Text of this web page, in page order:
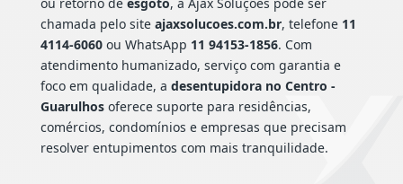
chamada pelo site ajaxsolucoes.com.br, telefone 11
4114-6060ou WhatsApp 11 94153-1856. Com
atendimento humanizado, serviço com garantia e
foco em qualidade, a desentupidora no Centro -
Guarulhosoferece suporte para residências,
comércios, condomínios e empresas que precisam
resolver entupimentos com mais tranquilidade.